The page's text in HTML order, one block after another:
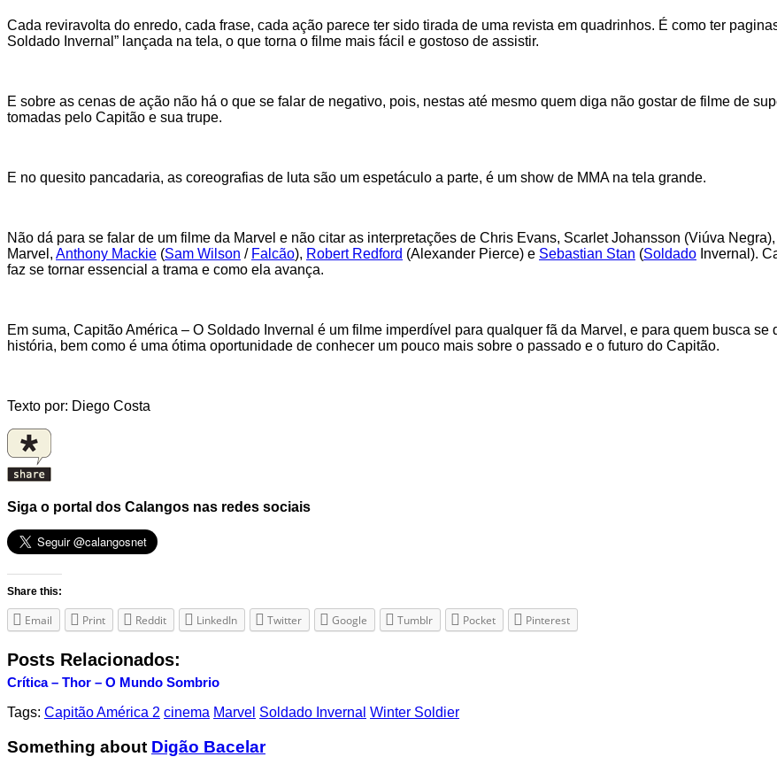
Cada reviravolta do enredo, cada frase, cada ação parece ter sido tirada de uma revista em quadrinhos. É como ter
Soldado Invernal” lançada na tela, o que torna o filme mais fácil e gostoso de assistir.
E sobre as cenas de ação não há o que se falar de negativo, pois, nestas até mesmo quem diga não gostar de filme de
tomadas pelo Capitão e sua trupe.
E no quesito pancadaria, as coreografias de luta são um espetáculo a parte, é um show de MMA na tela grande.
Não dá para se falar de um filme da Marvel e não citar as interpretações de Chris Evans, Scarlet Johansson (Viúva
Marvel, Anthony Mackie (Sam Wilson / Falcão), Robert Redford (Alexander Pierce) e Sebastian Stan (Soldado Invernal).
faz se tornar essencial a trama e como ela avança.
Em suma, Capitão América – O Soldado Invernal é um filme imperdível para qualquer fã da Marvel, e para quem busca
história, bem como é uma ótima oportunidade de conhecer um pouco mais sobre o passado e o futuro do Capitão.
Texto por: Diego Costa
Siga o portal dos Calangos nas redes sociais
Share this:
Email Print Reddit LinkedIn Twitter Google Tumblr Pocket Pinterest
Posts Relacionados:
Crítica – Thor – O Mundo Sombrio
Tags: Capitão América 2 cinema Marvel Soldado Invernal Winter Soldier
Something about Digão Bacelar